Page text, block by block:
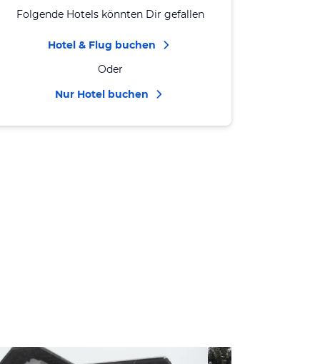
Folgende Hotels könnten Dir gefallen
Hotel & Flug buchen
Oder
Nur Hotel buchen